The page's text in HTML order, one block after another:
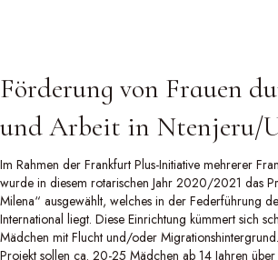
Förderung von Frauen
und Arbeit in Ntenjeru/
Im Rahmen der Frankfurt Plus-Initiative mehrerer
wurde in diesem rotarischen Jahr 2020/2021 das
Milena“ ausgewählt, welches in der Federführung
International liegt. Diese Einrichtung kümmert sich
Mädchen mit Flucht und/oder
Projekt sollen ca. 20-25 Mädchen ab 14 Jahren